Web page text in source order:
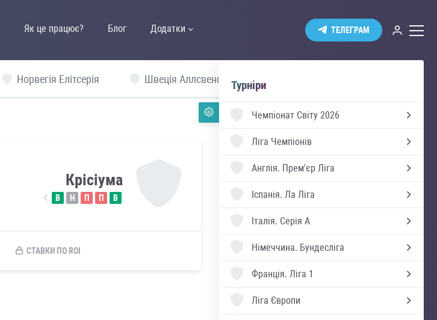
Як це працює? Блог Додатки ТЕЛЕГРАМ
Норвегія Елітсерія Швеція Аллсвенскан
Крісіума
В Н П П В
СТАВКИ ПО ROI
Турніри
Чемпіонат Світу 2026
Ліга Чемпіонів
Англія. Прем'єр Ліга
Іспанія. Ла Ліга
Італія. Серія А
Німеччина. Бундесліга
Франція. Ліга 1
Ліга Європи